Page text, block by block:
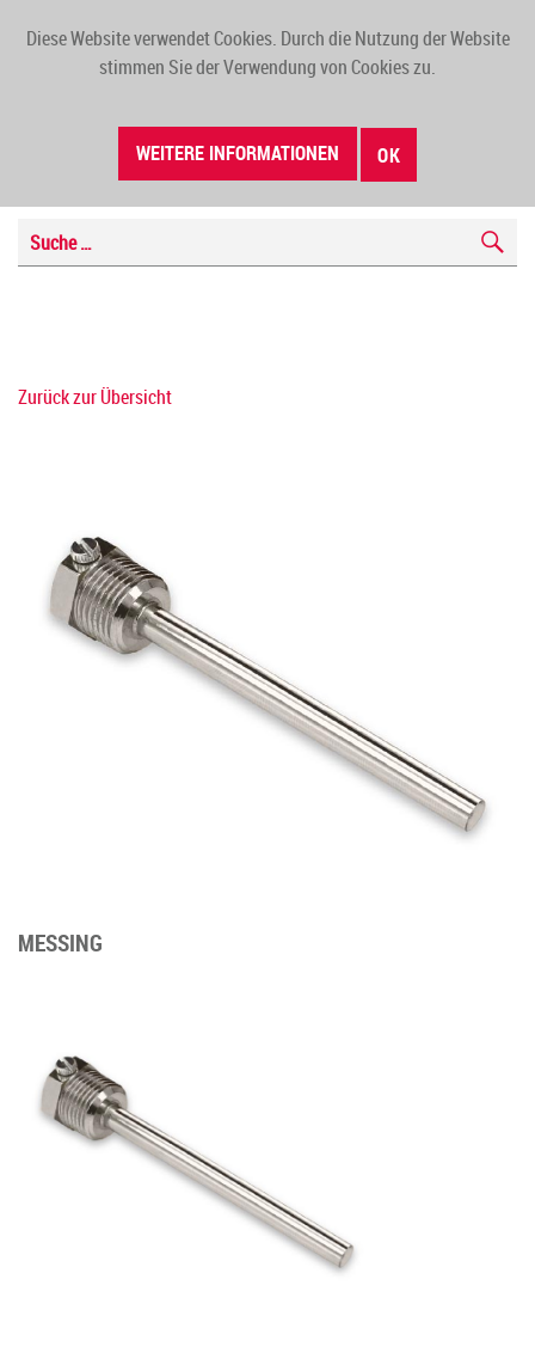
Diese Website verwendet Cookies. Durch die Nutzung der Website
stimmen Sie der Verwendung von Cookies zu.
WEITERE INFORMATIONEN OK
Zurück zur Übersicht
MESSING